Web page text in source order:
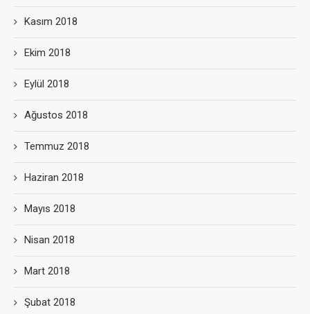
Kasım 2018
Ekim 2018
Eylül 2018
Ağustos 2018
Temmuz 2018
Haziran 2018
Mayıs 2018
Nisan 2018
Mart 2018
Şubat 2018